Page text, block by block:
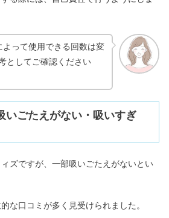
って使用できる回数は変
としてご確認ください
いごたえがない・吸いすぎ
ズですが、一部吸いごたえがないとい
な口コミが多く見受けられました。